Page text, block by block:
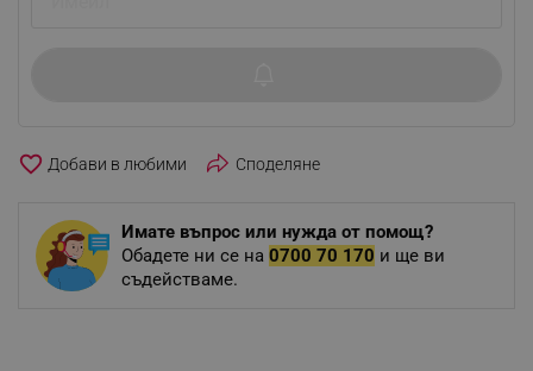
favorite_border Споделяне
Имате въпрос или нужда от помощ?
Обадете ни се на 0700 70 170 и ще ви
съдействаме.